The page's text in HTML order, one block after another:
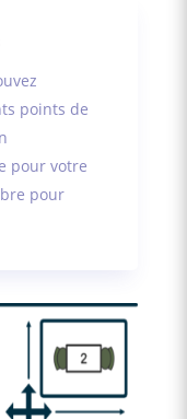
points de
pour votre
pour